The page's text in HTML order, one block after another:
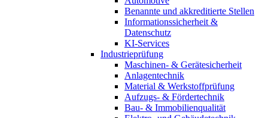
Benannte und akkreditierte Stellen
Informationssicherheit &
Datenschutz
KI-Services
Industrieprüfung
Maschinen- & Gerätesicherheit
Anlagentechnik
Material & Werkstoffprüfung
Aufzugs- & Fördertechnik
Bau- & Immobilienqualität